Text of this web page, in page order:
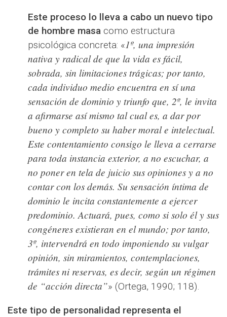
Este proceso lo lleva a cabo un nuevo tipo
de hombre masa como estructura
psicológica concreta: «1º, una impresión
nativa y radical de que la vida es fácil,
sobrada, sin limitaciones trágicas; por tanto,
cada individuo medio encuentra en sí una
sensación de dominio y triunfo que, 2º, le invita
a afirmarse así mismo tal cual es, a dar por
bueno y completo su haber moral e intelectual.
Este contentamiento consigo le lleva a cerrarse
para toda instancia exterior, a no escuchar, a
no poner en tela de juicio sus opiniones y a no
contar con los demás. Su sensación íntima de
dominio le incita constantemente a ejercer
predominio. Actuará, pues, como si solo él y sus
congéneres existieran en el mundo; por tanto,
3º, intervendrá en todo imponiendo su vulgar
opinión, sin miramientos, contemplaciones,
trámites ni reservas, es decir, según un régimen
de “acción directa”» (Ortega, 1990; 118).
Este tipo de personalidad representa el